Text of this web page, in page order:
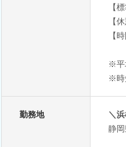
【
【
【
※平
※時
勤務地
＼
静